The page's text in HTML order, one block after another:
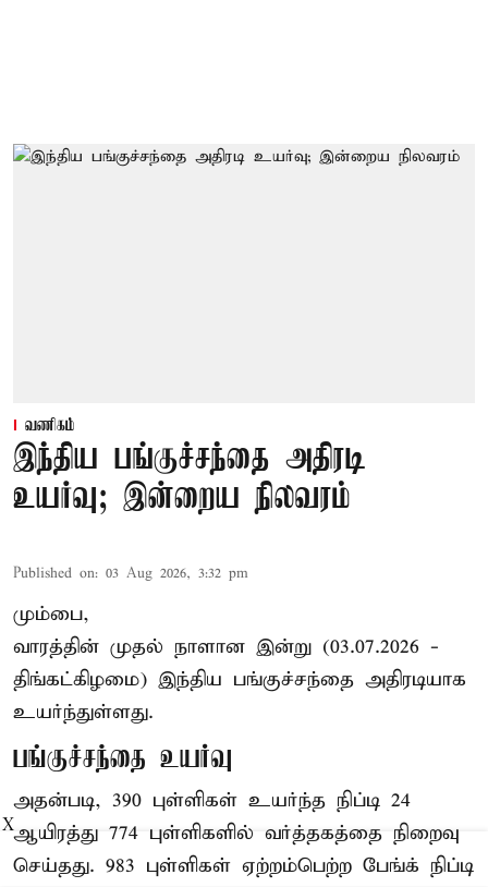
வணிகம்
இந்திய பங்குச்சந்தை அதிரடி
உயர்வு; இன்றைய நிலவரம்
Published on: 03 Aug 2026, 3:32 pm
மும்பை,
வாரத்தின் முதல் நாளான இன்று (03.07.2026 -
திங்கட்கிழமை) இந்திய பங்குச்சந்தை அதிரடியாக
உயர்ந்துள்ளது.
பங்குச்சந்தை உயர்வு
அதன்படி, 390 புள்ளிகள் உயர்ந்த நிப்டி 24
ஆயிரத்து 774 புள்ளிகளில் வர்த்தகத்தை நிறைவு
செய்தது. 983 புள்ளிகள் ஏற்றம்பெற்ற பேங்க் நிப்டி
X